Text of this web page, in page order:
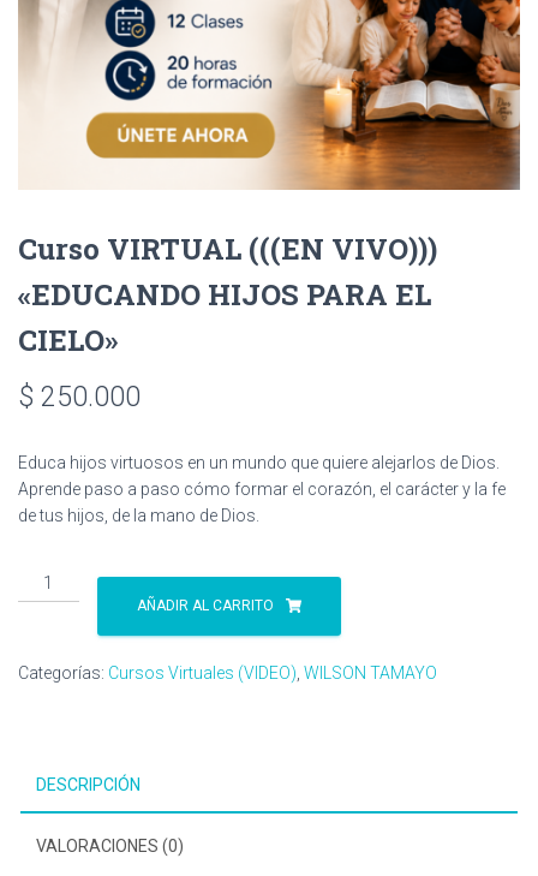
Curso VIRTUAL (((EN VIVO)))
«EDUCANDO HIJOS PARA EL
CIELO»
$ 250.000
Educa hijos virtuosos en un mundo que quiere alejarlos de Dios.
Aprende paso a paso cómo formar el corazón, el carácter y la fe
de tus hijos, de la mano de Dios.
Curso
VIRTUAL
"EDUCANDO
CIELO"
cantidad
AÑADIR AL CARRITO
Categorías: Cursos Virtuales (VIDEO) WILSON TAMAYO
DESCRIPCIÓN
VALORACIONES (0)